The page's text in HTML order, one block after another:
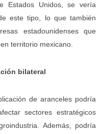
Estados Unidos, se vería
este tipo, lo que también
estadounidenses que
territorio mexicano.
bilateral
de aranceles podría
sectores estratégicos
Además, podría